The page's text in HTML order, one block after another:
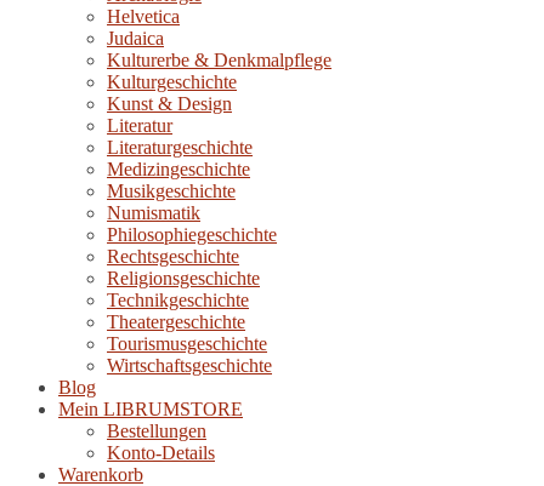
Helvetica
Judaica
Kulturerbe & Denkmalpflege
Kulturgeschichte
Kunst & Design
Literatur
Literaturgeschichte
Medizingeschichte
Musikgeschichte
Numismatik
Philosophiegeschichte
Rechtsgeschichte
Religionsgeschichte
Technikgeschichte
Theatergeschichte
Tourismusgeschichte
Wirtschaftsgeschichte
Blog
Mein LIBRUMSTORE
Bestellungen
Konto-Details
Warenkorb